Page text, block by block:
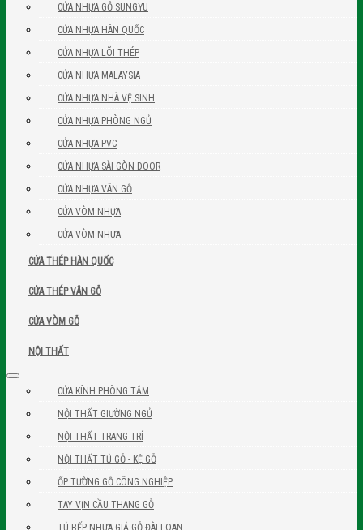
CỬA NHỰA GỖ SUNGYU
CỬA NHỰA HÀN QUỐC
CỬA NHỰA LÕI THÉP
CỬA NHỰA MALAYSIA
CỬA NHỰA NHÀ VỆ SINH
CỬA NHỰA PHÒNG NGỦ
CỬA NHỰA PVC
CỬA NHỰA SÀI GÒN DOOR
CỬA NHỰA VÂN GỖ
CỬA VÒM NHỰA
CỬA VÒM NHỰA
CỬA THÉP HÀN QUỐC
CỬA THÉP VÂN GỖ
CỬA VÒM GỖ
NỘI THẤT
CỬA KÍNH PHÒNG TẮM
NỘI THẤT GIƯỜNG NGỦ
NỘI THẤT TRANG TRÍ
NỘI THẤT TỦ GỖ - KỆ GỖ
ỐP TƯỜNG GỖ CÔNG NGHIỆP
TAY VỊN CẦU THANG GỖ
TỦ BẾP NHỰA GIẢ GỖ ĐÀI LOAN